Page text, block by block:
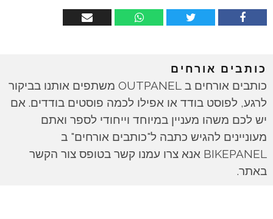
כותבים אורחים
כותבים אורחים ב OUTPANEL משתפים אותנו בביקור
לרגע, לפוסט בודד או אפילו לכמה פוסטים בודדים. אם
יש לכם משהו מעניין במיוחד וייחודי לספר ואתם
מעוניינים להגיש כתבה ל"כותבים אורחים" ב
BIKEPANEL אנא צרו עמנו קשר בטופס צור הקשר
באתר.